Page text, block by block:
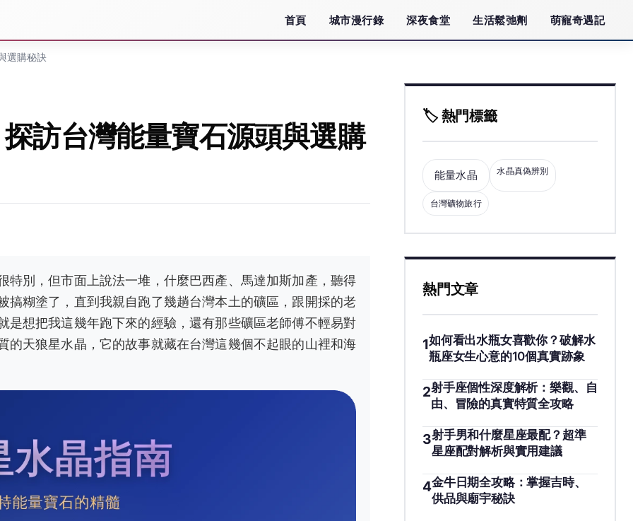
首頁 城市漫行錄 深夜食堂 生活鬆弛劑 萌寵奇遇記
選購秘訣
訪台灣能量寶石源頭與選購
特別，但市面上說法一堆，什麼巴西產、馬達加斯加產，聽得
搞糊塗了，直到我親自跑了幾趟台灣本土的礦區，跟開採的老
是想把我這幾年跑下來的經驗，還有那些礦區老師傅不輕易對
的天狼星水晶，它的故事就藏在台灣這幾個不起眼的山裡和海
🏷️ 熱門標籤
能量水晶 水晶真偽辨別
台灣礦物旅行
熱門文章
1如何看出水瓶女喜歡你？破解水
瓶座女生心意的10個真實跡象
2射手座個性深度解析：樂觀、自
由、冒險的真實特質全攻略
3射手男和什麼星座最配？超準
星座配對解析與實用建議
4金牛日期全攻略：掌握吉時、
供品與廟宇秘訣